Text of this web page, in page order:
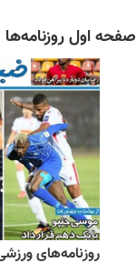
صفحه اول روزنامه‌ها
روزنامه‌های ورزشی شنبه ۱۷